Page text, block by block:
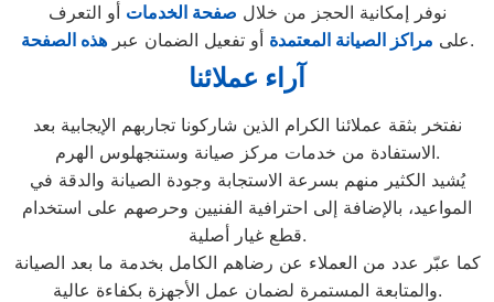
نوفر إمكانية الحجز من خلال صفحة الخدمات أو التعرف
على مراكز الصيانة المعتمدة أو تفعيل الضمان عبرهذه الصفحة .
آراء عملائنا
نفتخر بثقة عملائنا الكرام الذين شاركونا تجاربهم الإيجابية بعد
الاستفادة من خدمات مركز صيانة وستنجهلوس الهرم.
يُشيد الكثير منهم بسرعة الاستجابة وجودة الصيانة والدقة في
المواعيد، بالإضافة إلى احترافية الفنيين وحرصهم على استخدام
قطع غيار أصلية.
كما عبّر عدد من العملاء عن رضاهم الكامل بخدمة ما بعد الصيانة
والمتابعة المستمرة لضمان عمل الأجهزة بكفاءة عالية.